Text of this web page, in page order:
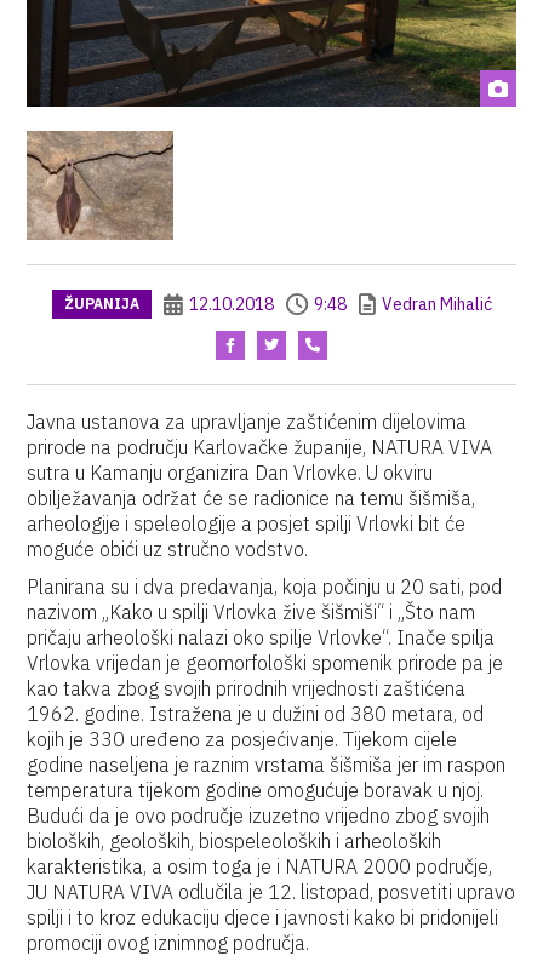
ŽUPANIJA 12.10.2018 9:48 Vedran Mihalić
Javna ustanova za upravljanje zaštićenim dijelovima
prirode na području Karlovačke županije, NATURA VIVA
sutra u Kamanju organizira Dan Vrlovke. U okviru
obilježavanja održat će se radionice na temu šišmiša,
arheologije i speleologije a posjet spilji Vrlovki bit će
moguće obići uz stručno vodstvo.
Planirana su i dva predavanja, koja počinju u 20 sati, pod
nazivom „Kako u spilji Vrlovka žive šišmiši“ i „Što nam
pričaju arheološki nalazi oko spilje Vrlovke“. Inače spilja
Vrlovka vrijedan je geomorfološki spomenik prirode pa je
kao takva zbog svojih prirodnih vrijednosti zaštićena
1962. godine. Istražena je u dužini od 380 metara, od
kojih je 330 uređeno za posjećivanje. Tijekom cijele
godine naseljena je raznim vrstama šišmiša jer im raspon
temperatura tijekom godine omogućuje boravak u njoj.
Budući da je ovo područje izuzetno vrijedno zbog svojih
bioloških, geoloških, biospeleoloških i arheoloških
karakteristika, a osim toga je i NATURA 2000 područje,
JU NATURA VIVA odlučila je 12. listopad, posvetiti upravo
spilji i to kroz edukaciju djece i javnosti kako bi pridonijeli
promociji ovog iznimnog područja.